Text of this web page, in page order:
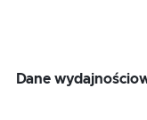
Dane